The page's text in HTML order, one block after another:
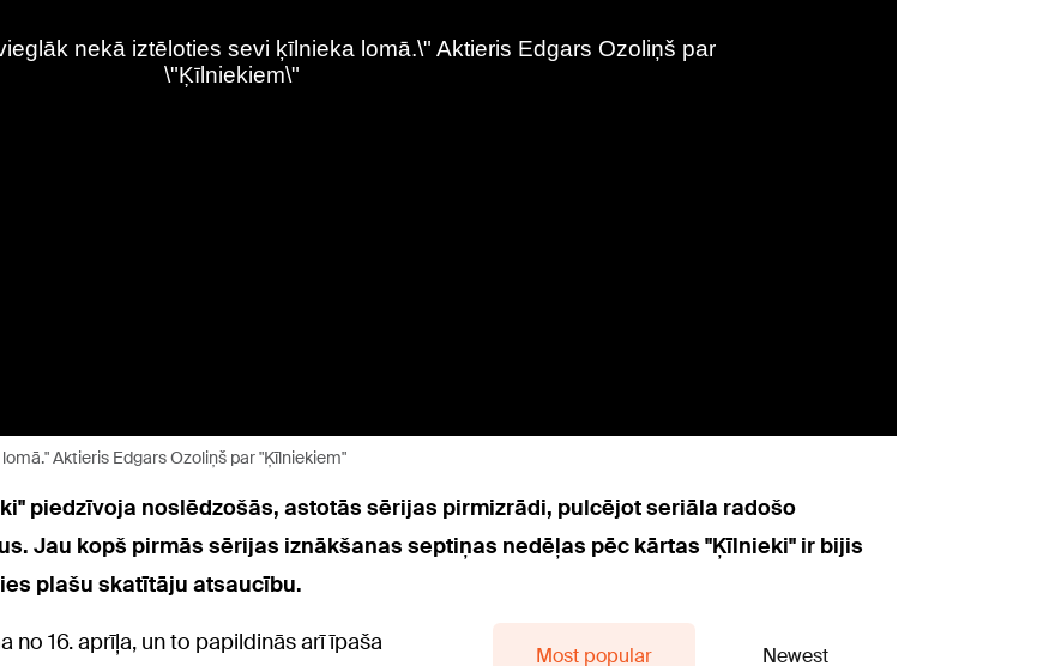
Aktieris Edgars Ozoliņš par "Ķīlniekiem"
piedzīvoja noslēdzošās, astotās sērijas pirmizrādi, pulcējot seriāla radošo
Jau kopš pirmās sērijas iznākšanas septiņas nedēļas pēc kārtas "Ķīlnieki" ir bijis
plašu skatītāju atsaucību.
16. aprīļa, un to papildinās arī īpaša
Most popular Newest